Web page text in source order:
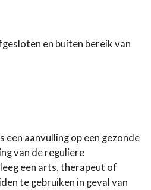
en buiten bereik van
een aanvulling op een gezonde
van de reguliere
een arts, therapeut of
te gebruiken in geval van